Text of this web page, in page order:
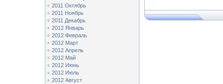
2011 Октябрь
2011 Ноябрь
2011 Декабрь
2012 Январь
2012 Февраль
2012 Март
2012 Апрель
2012 Май
2012 Июнь
2012 Июль
2012 Август